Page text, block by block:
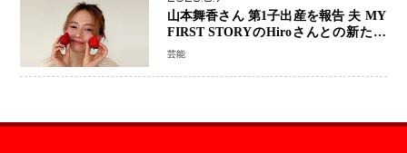
山本舞香さん 第1子出産を報告 夫 MY
FIRST STORYのHiroさんとの新たな
家族生活「母子ともに健康」
芸能